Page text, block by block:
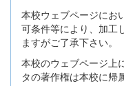
本校ウェブページにお
可条件等により、加工
ますがご了承下さい。
本校のウェブページ上
タの著作権は本校に帰